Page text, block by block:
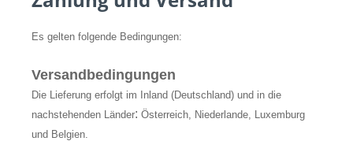
Es gelten folgende Bedingungen:
Versandbedingungen
Die Lieferung erfolgt im Inland (Deutschland) und in die
nachstehenden Länder: Österreich, Niederlande, Luxemburg
und Belgien.